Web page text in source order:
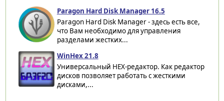
Paragon Hard Disk Manager 16.5
Paragon Hard Disk Manager - здесь есть все,
что Вам необходимо для управления
разделами жестких...
WinHex 21.8
Универсальный HEX-редактор. Как редактор
дисков позволяет работать с жесткими
дисками,...